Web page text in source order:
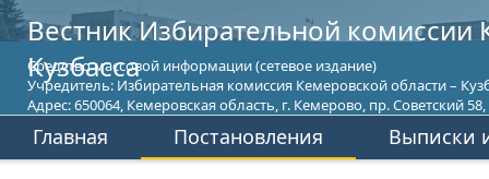
Вестник Избирательной комиссии
Кузбасса
Средство массовой информации (сетевое издание)
Учредитель: Избирательная комиссия Кемеровской области –
Адрес: 650064, Кемеровская область, г. Кемерово, пр. Советский 58,
Главная Постановления Выписки